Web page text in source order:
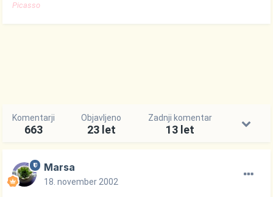
Picasso
Komentarji
663
Objavljeno
23 let
Zadnji komentar
13 let
Marsa
18. november 2002